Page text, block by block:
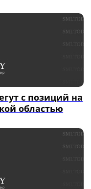
с позиций на
областью